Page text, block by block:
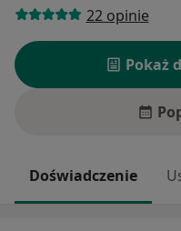
22 opinie
Pokaż
Doświadczenie